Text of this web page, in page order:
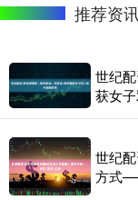
推荐资
世纪
获女
世纪
方式